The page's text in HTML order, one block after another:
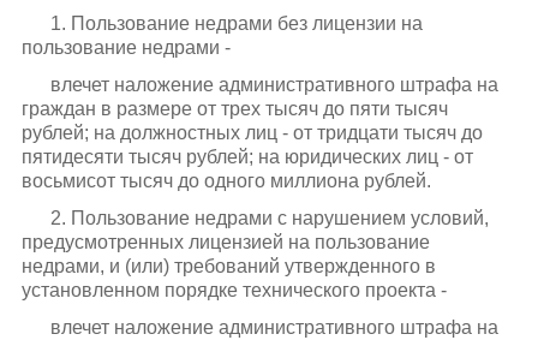
1. Пользование недрами без лицензии на
пользование недрами -
влечет наложение административного штрафа на
граждан в размере от трех тысяч до пяти тысяч
рублей; на должностных лиц - от тридцати тысяч до
пятидесяти тысяч рублей; на юридических лиц - от
восьмисот тысяч до одного миллиона рублей.
2. Пользование недрами с нарушением условий,
предусмотренных лицензией на пользование
недрами, и (или) требований утвержденного в
установленном порядке технического проекта -
влечет наложение административного штрафа на